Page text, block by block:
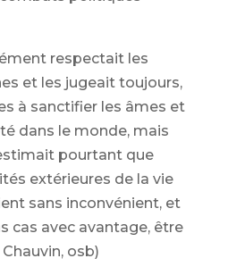
respectait les
et les jugeait toujours,
à sanctifier les âmes et
dans le monde, mais
pourtant que
extérieures de la vie
sans inconvénient, et
cas avec avantage, être
osb)